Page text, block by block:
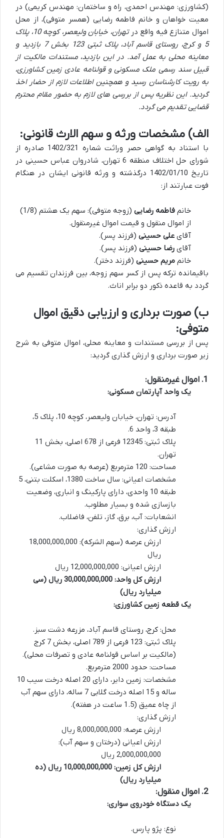
(کشاورزی: مهندس احمدی، راه و ساختمان: مهندس کریمی) در
معیت خواهان و خانم فاطمه رضایی (همسر متوفی)، از محل
اموال متنازع فیه واقع در
تهران، خیابان ولیعصر، کوچه 10، پلاک
5 و کرج، روستای قاسم آباد، پلاک ثبتی 123 بخش 7 بازدید و
معاینه محلی به عمل آمد. در این بازدید، مستندات مالکیت از
قبیل سند رسمی ملک مسکونی و قولنامه عادی زمین کشاورزی،
به رویت کارشناسان رسید و همچنین اطلاعات لازم از حضار اخذ
گردید. این نظریه پس از بررسی های لازم به حضور مقام محترم
قضایی تقدیم می گردد.
الف) مشخصات ورثه و سهم الارث قانونی:
با استناد به گواهی حصر وراثت شماره 1402/321 صادره از
شورای حل اختلاف منطقه 6 تهران، شادروان عباس حسینی در
تاریخ 1402/01/10 درگذشته و ورثه قانونی ایشان در هنگام
فوت عبارتند از:
خانم فاطمه رضایی
(زوجه متوفی): سهم یک هشتم (1/8)
از اموال منقول و قیمت اموال غیرمنقول.
آقای علی حسینی (فرزند پسر).
آقای رضا حسینی (فرزند پسر).
خانم مریم حسینی (فرزند دختر).
باقیمانده ترکه پس از کسر سهم زوجه، بین فرزندان تقسیم می
گردد به قاعده ذکور دو برابر اناث.
ب) صورت برداری و ارزیابی دقیق اموال
متوفی:
پس از بررسی مستندات و معاینه محلی، اموال متوفی به شرح
زیر صورت برداری و ارزش گذاری گردید:
1. اموال غیرمنقول:
یک واحد آپارتمان مسکونی:
آدرس: تهران، خیابان ولیعصر، کوچه 10، پلاک 5،
طبقه 3، واحد 6.
پلاک ثبتی: 12345 فرعی از 678 اصلی، بخش 11
تهران.
مساحت: 120 مترمربع (عرصه به صورت مشاعی).
مشخصات اعیانی: سال ساخت 1380، اسکلت بتنی، 5
طبقه 10 واحدی، دارای پارکینگ و انباری، وضعیت
بازسازی شده و بسیار مطلوب.
انشعابات: آب، برق، گاز، تلفن، فاضلاب.
ارزش گذاری:
ارزش عرصه (سهم الشرکه): 18,000,000,000
ریال
ارزش اعیانی: 12,000,000,000 ریال
ارزش کل واحد: 30,000,000,000 ریال (سی
میلیارد ریال)
یک قطعه زمین کشاورزی:
محل: کرج، روستای قاسم آباد، مزرعه دشت سبز.
پلاک ثبتی: 123 فرعی از 789 اصلی، بخش 7 کرج
(مالکیت بر اساس قولنامه عادی و تصرفات محلی).
مساحت: حدود 2000 مترمربع.
مشخصات: زمین دایر، دارای 20 اصله درخت سیب 10
ساله و 15 اصله درخت گلابی 7 ساله، دارای سهم آب
از چاه عمیق (1.5 ساعت در هفته).
ارزش گذاری:
ارزش عرصه: 8,000,000,000 ریال
ارزش اعیانی (درختان و سهم آب):
2,000,000,000 ریال
ارزش کل زمین: 10,000,000,000 ریال (ده
میلیارد ریال)
2. اموال منقول:
یک دستگاه خودروی سواری:
نوع: پژو پارس.